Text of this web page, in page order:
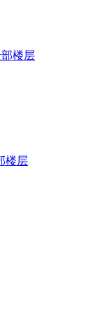
楼层
楼层